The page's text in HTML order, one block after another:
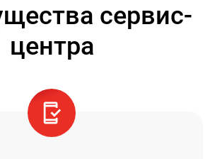
сервис-
центра